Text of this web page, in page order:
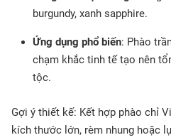
burgundy, xanh sapphire.
Ứng dụng phổ biến: Phào
chạm khắc tinh tế tạo nên
tộc.
Gợi ý thiết kế: Kết hợp phào chỉ
kích thước lớn, rèm nhung hoặc